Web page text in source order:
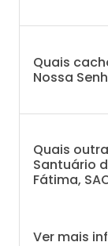
Quais
Nossa
Quais
Santuário
Fátima,
Ver mais